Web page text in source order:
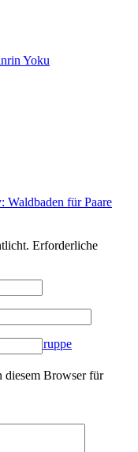
Yoku
Waldbaden für Paare
in der Gruppe
Erforderliche
diesem Browser für